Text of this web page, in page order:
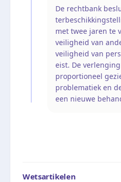
De rechtbank
met twee jaren te
veiligheid van
veiligheid van
eist. De
proportioneel
problematiek en
een nieuwe
Wetsartikelen